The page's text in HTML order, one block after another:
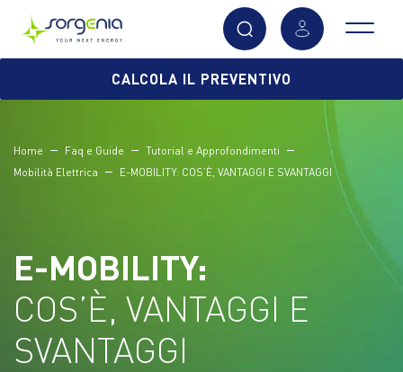
Home Faq e Guide
Tutorial e Approfondimenti
Mobilità Elettrica
E-MOBILITY: COS’È, VANTAGGI E SVANTAGGI
E-MOBILITY:
COS’È, VANTAGGI E
SVANTAGGI
CALCOLA IL PREVENTIVO